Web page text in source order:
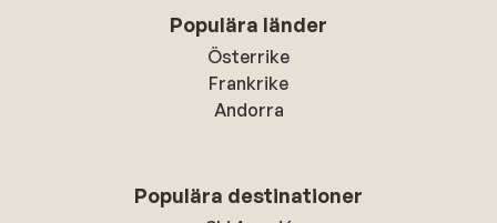
Populära länder
Österrike
Frankrike
Andorra
Populära destinationer